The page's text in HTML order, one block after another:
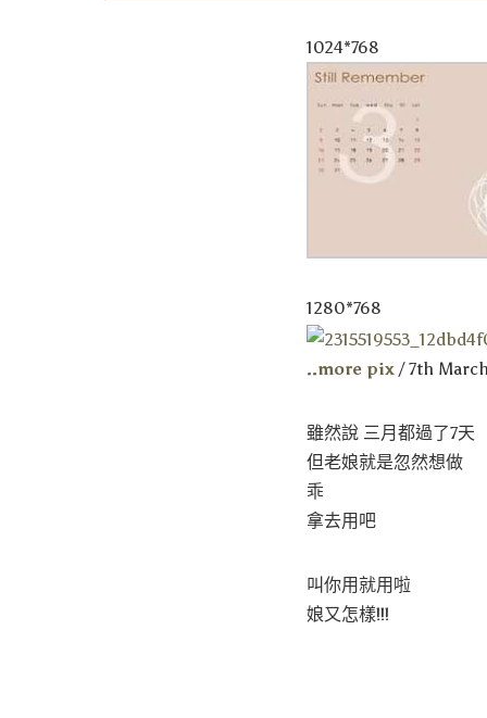
1024*768
1280*768
..more pix / 7th
雖然說 三月都過了7天
但老娘就是忽然想做
乖
拿去用吧
叫你用就用啦
娘又怎樣!!!